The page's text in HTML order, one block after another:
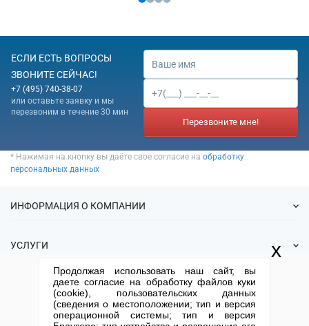
ЕСЛИ ЕСТЬ ВОПРОСЫ
ЗВОНИТЕ СЕЙЧАС!
+7 (495) 740-38-07
или оставьте заявку и мы
перезвоним в течение 30 мин
Перезвоните мне!
* Нажимая на кнопку вы даёте свое согласие на обработку
персональных данных
ИНФОРМАЦИЯ О КОМПАНИИ
О нас
Спецпредложения
УСЛУГИ
Готовые фирмы
Продажа фирм
Регистрация
КОНТАКТНАЯ ИНФОРМАЦИЯ
+7 (495) 740-38-07
(По Москве)
mail@1-urist.ru
Спросить у юриста
Продолжая использовать наш сайт, вы
даете согласие на обработку файлов куки
(cookie), пользовательских данных
(сведения о местоположении; тип и версия
операционной системы; тип и версия
x